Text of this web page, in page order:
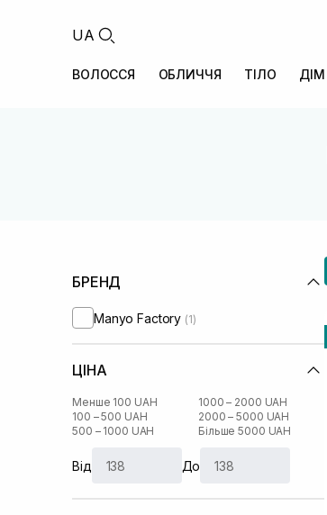
UA
ВОЛОССЯ ОБЛИЧЧЯ ТІЛО ДІМ
БРЕНД
Manyo Factory (1)
ЦІНА
Менше 100 UAH
100 – 500 UAH
500 – 1000 UAH
1000 – 2000 UAH
2000 – 5000 UAH
Більше 5000 UAH
Від До